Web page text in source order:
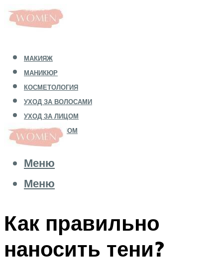
МАКИЯЖ
МАНИКЮР
КОСМЕТОЛОГИЯ
УХОД ЗА ВОЛОСАМИ
УХОД ЗА ЛИЦОМ
УХОД ЗА ТЕЛОМ
Меню
Меню
Как правильно
наносить тени?